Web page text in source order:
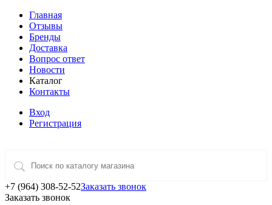
Главная
Отзывы
Бренды
Доставка
Вопрос ответ
Новости
Каталог
Контакты
Вход
Регистрация
+7 (964) 308-52-52Заказать звонок
Заказать звонок